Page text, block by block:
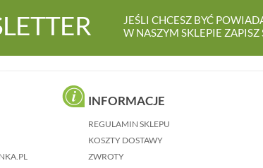
JEŚLI CHCESZ BYĆ
W NASZYM SKLEPIE
INFORMACJE
REGULAMIN SKLEPU
KOSZTY DOSTAWY
ZWROTY